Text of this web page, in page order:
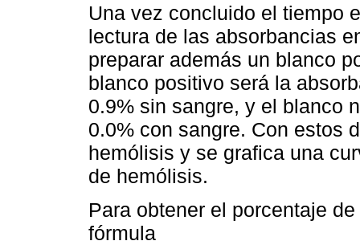
Una vez concluido el tiempo
lectura de las absorbancias
preparar además un blanco
blanco positivo será la
0.9% sin sangre, y el blanco
0.0% con sangre. Con estos
hemólisis y se grafica una
de hemólisis.
Para obtener el porcentaje
fórmula